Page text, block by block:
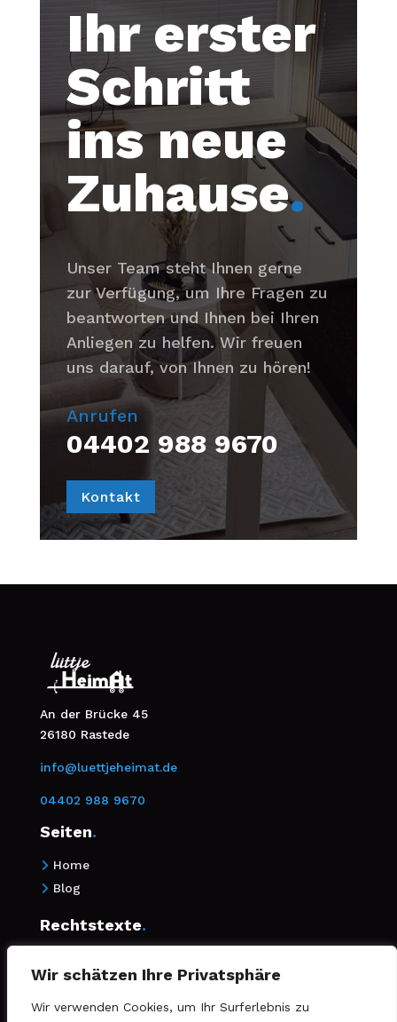
Wir schätzen Ihre Privatsphäre
Wir verwenden Cookies, um Ihr Surferlebnis zu
Ihr erster
Schritt
ins neue
Zuhause.
Unser Team steht Ihnen gerne
zur Verfügung, um Ihre Fragen zu
beantworten und Ihnen bei Ihren
Anliegen zu helfen. Wir freuen
uns darauf, von Ihnen zu hören!
Anrufen
04402 988 9670
Kontakt
An der Brücke 45
26180 Rastede
info@luettjeheimat.de
04402 988 9670
Seiten.
 Home
 Blog
Rechtstexte.
 Datenschutz